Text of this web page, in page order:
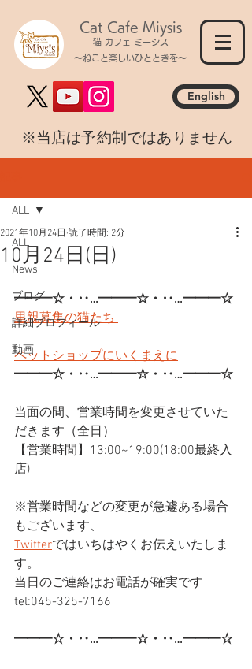
Cat Cafe Miysis
猫 カフェ ミーシス
～ねこと楽しいひとときを～
English
​※当店は予約制ではありません
ALL
News
ブログ
詳細プロフィール
動画
ALL
10月24日(日)
2021年10月24日 読了時間: 2分
━━━☆・‥…━━━☆・‥…━━━☆
里親募集の猫たち
ペットショップにいくまえに
━━━☆・‥…━━━☆・‥…━━━☆
当面の間、営業時間を変更させていた
だきます（全日）
【営業時間】13:00~19:00(18:00最終入
店)
※営業時間などの変更が急遽ある場合
もございます、
Twitterではいちはやくお伝えいたしま
す。
当日のご連絡はお電話が確実です
tel:045-325-7166
━━━☆・‥…━━━☆・‥…━━━☆